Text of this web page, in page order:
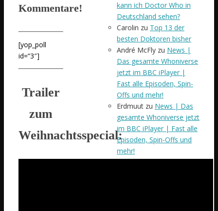
Kommentare!
[yop_poll
id=“3″]
Trailer
zum
Weihnachtsspecial:
kann ich Doctor Who in
Deutschland sehen?
Carolin zu Top 13 der
besten Doktoren bisher
André McFly zu News |
Das gesamte Whoniverse
jetzt im BBC iPlayer |
Fast alle Episoden, Spin-
Offs und mehr!
Erdmuut zu News | Das
gesamte Whoniverse jetzt
im BBC iPlayer | Fast alle
Episoden, Spin-Offs und
mehr!